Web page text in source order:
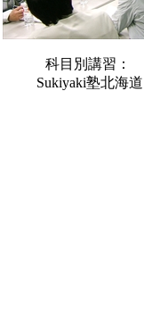
科目別講習：
Sukiyaki塾北海道